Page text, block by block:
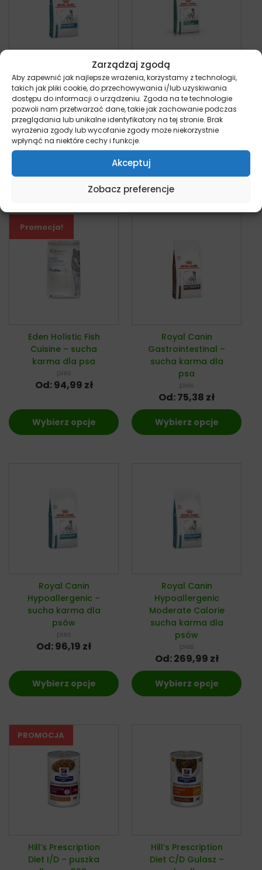
Zarządzaj zgodą
Aby zapewnić jak najlepsze wrażenia, korzystamy z technologii,
takich jak pliki cookie, do przechowywania i/lub uzyskiwania
dostępu do informacji o urządzeniu. Zgoda na te technologie
pozwoli nam przetwarzać dane, takie jak zachowanie podczas
przeglądania lub unikalne identyfikatory na tej stronie. Brak
wyrażenia zgody lub wycofanie zgody może niekorzystnie
wpłynąć na niektóre cechy i funkcje.
Akceptuj
Zobacz preferencje
Royal Canin
Anallergenic –
sucha karma dla
psa
pies
Od:89,90zł
Royal Canin Satiety
Weight
Management –
sucha karma dla
psa
pies
Od:205,00zł
Promocja!
Eden Holistic Fish
Cuisine – sucha
karma dla psa
pies
Od:94,99 zł
Wybierz opcje
Royal Canin
Gastrointestinal –
sucha karma dla
psa
pies
Od:75,38 zł
Wybierz opcje
Royal Canin
Hypoallergenic –
sucha karma dla
psów
pies
Od:96,19 zł
Wybierz opcje
Royal Canin
Hypoallergenic
Moderate Calorie
sucha karma dla
psów
pies
Od:269,99 zł
Wybierz opcje
Hill’s Prescription
Diet I/D – puszka
Hill’s Prescription
Diet C/D Gulasz –